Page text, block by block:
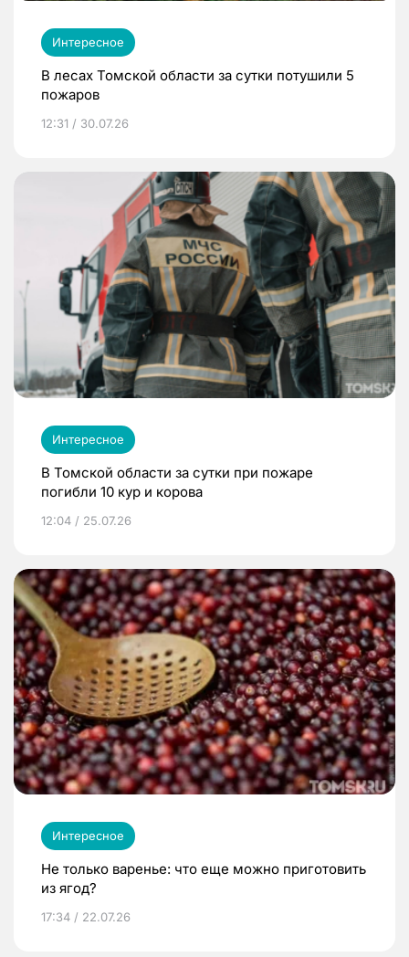
Интересное
В лесах Томской области за сутки потушили 5
пожаров
12:31 / 30.07.26
Интересное
В Томской области за сутки при пожаре
погибли 10 кур и корова
12:04 / 25.07.26
Интересное
Не только варенье: что еще можно приготовить
из ягод?
17:34 / 22.07.26